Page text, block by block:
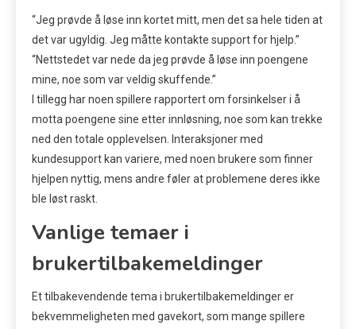
“Jeg prøvde å løse inn kortet mitt, men det sa hele tiden at
det var ugyldig. Jeg måtte kontakte support for hjelp.”
“Nettstedet var nede da jeg prøvde å løse inn poengene
mine, noe som var veldig skuffende.”
I tillegg har noen spillere rapportert om forsinkelser i å
motta poengene sine etter innløsning, noe som kan trekke
ned den totale opplevelsen. Interaksjoner med
kundesupport kan variere, med noen brukere som finner
hjelpen nyttig, mens andre føler at problemene deres ikke
ble løst raskt.
Vanlige temaer i
brukertilbakemeldinger
Et tilbakevendende tema i brukertilbakemeldinger er
bekvemmeligheten med gavekort, som mange spillere